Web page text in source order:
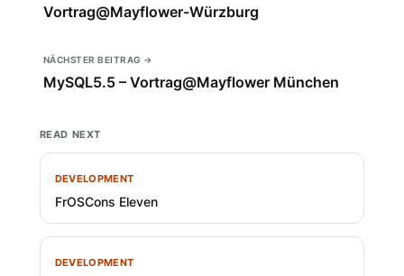
Vortrag@Mayflower-Würzburg
NÄCHSTER BEITRAG →
MySQL5.5 – Vortrag@Mayflower München
READ NEXT
DEVELOPMENT
FrOSCons Eleven
DEVELOPMENT